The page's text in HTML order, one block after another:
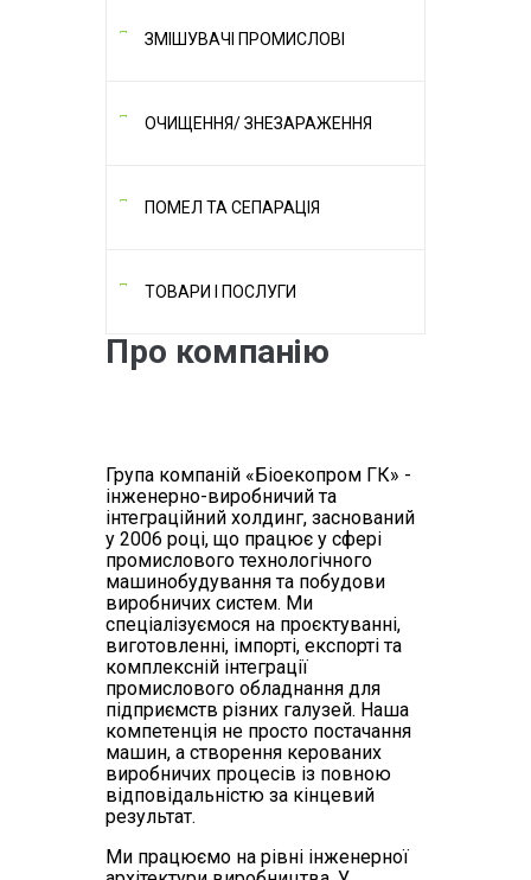
ЗМІШУВАЧІ ПРОМИСЛОВІ
ОЧИЩЕННЯ/ ЗНЕЗАРАЖЕННЯ
ПОМЕЛ ТА СЕПАРАЦІЯ
ТОВАРИ І ПОСЛУГИ
Про компанію
Група компаній «Біоекопром ГК» -
інженерно-виробничий та
інтеграційний холдинг, заснований
у 2006 році, що працює у сфері
промислового технологічного
машинобудування та побудови
виробничих систем. Ми
спеціалізуємося на проєктуванні,
виготовленні, імпорті, експорті та
комплексній інтеграції
промислового обладнання для
підприємств різних галузей. Наша
компетенція не просто постачання
машин, а створення керованих
виробничих процесів із повною
відповідальністю за кінцевий
результат.
Ми працюємо на рівні інженерної